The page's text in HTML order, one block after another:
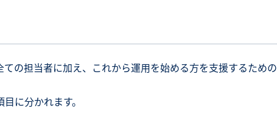
の担当者に加え、これから運用を始める方を支援するための
に分かれます。